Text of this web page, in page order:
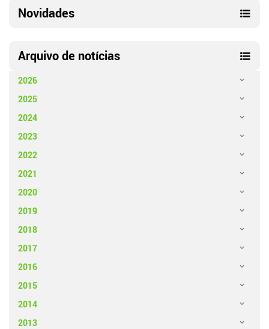
Novidades
Arquivo de notícias
2026
2025
2024
2023
2022
2021
2020
2019
2018
2017
2016
2015
2014
2013